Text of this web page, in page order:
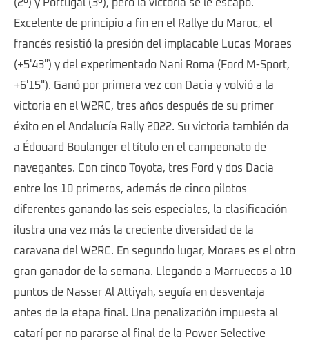
(2º) y Portugal (3º), pero la victoria se le escapó.
Excelente de principio a fin en el Rallye du Maroc, el
francés resistió la presión del implacable Lucas Moraes
(+5'43") y del experimentado Nani Roma (Ford M-Sport,
+6'15"). Ganó por primera vez con Dacia y volvió a la
victoria en el W2RC, tres años después de su primer
éxito en el Andalucía Rally 2022. Su victoria también da
a Édouard Boulanger el título en el campeonato de
navegantes. Con cinco Toyota, tres Ford y dos Dacia
entre los 10 primeros, además de cinco pilotos
diferentes ganando las seis especiales, la clasificación
ilustra una vez más la creciente diversidad de la
caravana del W2RC. En segundo lugar, Moraes es el otro
gran ganador de la semana. Llegando a Marruecos a 10
puntos de Nasser Al Attiyah, seguía en desventaja
antes de la etapa final. Una penalización impuesta al
catarí por no pararse al final de la Power Selective